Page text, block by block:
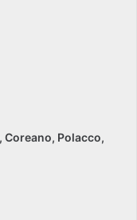
Coreano Polacco